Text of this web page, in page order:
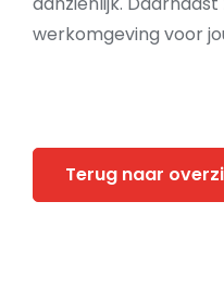
werkomgeving voor
Terug naar